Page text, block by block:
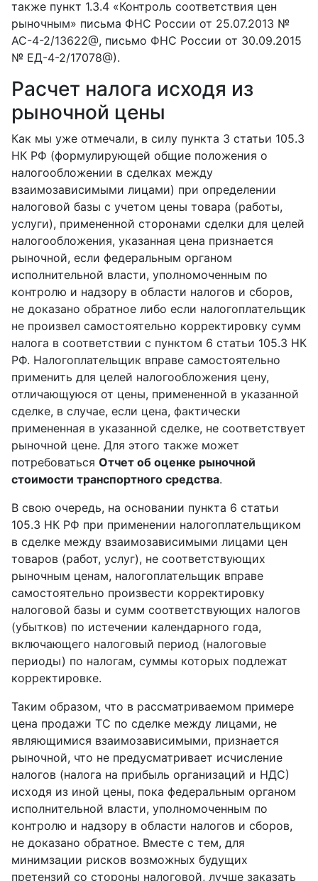
также пункт 1.3.4 «Контроль соответствия цен
рыночным» письма ФНС России от 25.07.2013 №
АС-4-2/13622@, письмо ФНС России от 30.09.2015
№ ЕД-4-2/17078@).
Расчет налога исходя из
рыночной цены
Как мы уже отмечали, в силу пункта 3 статьи 105.3
НК РФ (формулирующей общие положения о
налогообложении в сделках между
взаимозависимыми лицами) при определении
налоговой базы с учетом цены товара (работы,
услуги), примененной сторонами сделки для целей
налогообложения, указанная цена признается
рыночной, если федеральным органом
исполнительной власти, уполномоченным по
контролю и надзору в области налогов и сборов,
не доказано обратное либо если налогоплательщик
не произвел самостоятельно корректировку сумм
налога в соответствии с пунктом 6 статьи 105.3 НК
РФ. Налогоплательщик вправе самостоятельно
применить для целей налогообложения цену,
отличающуюся от цены, примененной в указанной
сделке, в случае, если цена, фактически
примененная в указанной сделке, не соответствует
рыночной цене. Для этого также может
потребоваться Отчет об оценке рыночной
стоимости транспортного средства.
В свою очередь, на основании пункта 6 статьи
105.3 НК РФ при применении налогоплательщиком
в сделке между взаимозависимыми лицами цен
товаров (работ, услуг), не соответствующих
рыночным ценам, налогоплательщик вправе
самостоятельно произвести корректировку
налоговой базы и сумм соответствующих налогов
(убытков) по истечении календарного года,
включающего налоговый период (налоговые
периоды) по налогам, суммы которых подлежат
корректировке.
Таким образом, что в рассматриваемом примере
цена продажи ТС по сделке между лицами, не
являющимися взаимозависимыми, признается
рыночной, что не предусматривает исчисление
налогов (налога на прибыль организаций и НДС)
исходя из иной цены, пока федеральным органом
исполнительной власти, уполномоченным по
контролю и надзору в области налогов и сборов,
не доказано обратное. Вместе с тем, для
минимзации рисков возможных будущих
претензий со стороны налоговой, лучше заказать